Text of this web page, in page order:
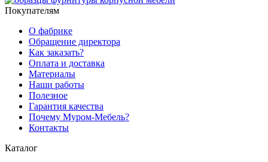
Покупателям
О фабрике
Обращение директора
Как заказать?
Оплата и доставка
Материалы
Наши работы
Полезное
Гарантия качества
Почему Муром-Мебель?
Контакты
Каталог